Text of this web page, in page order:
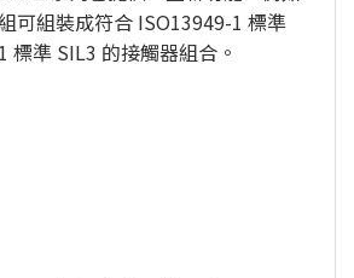
可組裝成符合 ISO13949-1 標準
標準 SIL3 的接觸器組合。